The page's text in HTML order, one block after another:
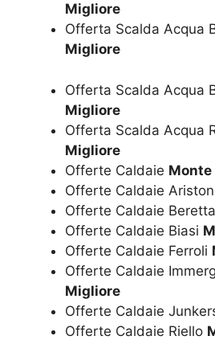
Migliore
Offerta Scalda Acqua
Migliore
Offerta Scalda Acqua
Migliore
Offerta Scalda Acqua
Migliore
Offerte Caldaie
Offerte Caldaie Ariston
Offerte Caldaie Beretta
Offerte Caldaie Biasi
Offerte Caldaie Ferroli
Offerte Caldaie
Migliore
Offerte Caldaie
Offerte Caldaie Riello